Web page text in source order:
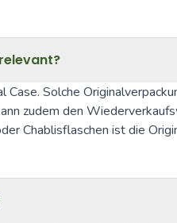
Solche
zudem den
Chablisflaschen ist die